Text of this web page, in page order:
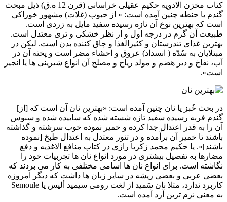
کتاب مخزن الادویه حکیم عقیلی خراسانی (قرن 12 ه.ق) ذیل مبحث
گندم یا حنطه چنین آمده است: « از حبوب (غلات) مشهور خوراکی
است که بهترین نوع آن تازه رسیده سفید مایل به زردی است.
طبیعت آن گرم در درجه اول و از نظر خشکی و تری معتدل است.
بهترین غذای تندرستان و کثیرالغذا و چاق کننده بدن است. لیکن در
مبتلایان به سُدّه ( انسداد) عروق و احشاء مضر است و پخته آن در
آب، نفاخ و دیر هضم و مولد ریاح و مصلح آن انواع شیرینی ها یا انجیر
است».
در بحث خُبز یا نان چنین آمده است: «بهترین نان آن است که [از]
گندم فربه رسیده سفید تازه شسته شده که ساییده شده و سبوس
آن را به قدر اعتدال جدا کرده و خمیر نموده خوب سرشته و گذاشته
باشند تا خمیر آن برآمده و در تنور معتدل به اعتدال طبخ [نموده
باشند]». یا حکیم محمد زکریا رازی در کتاب منافع الاغذیه و دفع
مضارها به تفصیل بیشتری در مورد انواع نان ها تجربیات خود را
نگاشته است. برای انواع نان ها اسامی مختلفی به کار می بردند که
بعضی عربی و بعضی ریشه در سایر زبان ها داشت که دیگر امروزه
کاربرد ندارد، مثلا نان سَمید از لغت رومی سیمید ألیس یا Semoule
به معنی نرم ترین آرد آمده است.